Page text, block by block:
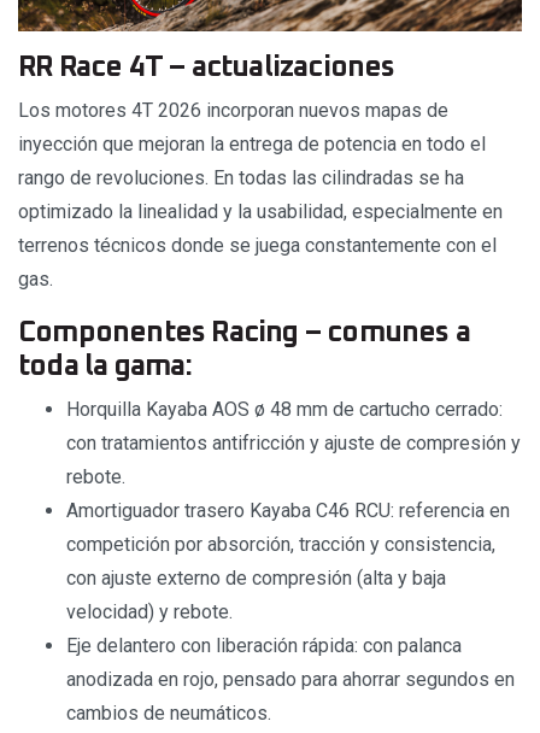
RR Race 4T – actualizaciones
Los motores 4T 2026 incorporan nuevos mapas de
inyección que mejoran la entrega de potencia en todo el
rango de revoluciones. En todas las cilindradas se ha
optimizado la linealidad y la usabilidad, especialmente en
terrenos técnicos donde se juega constantemente con el
gas.
Componentes Racing – comunes a
toda la gama:
Horquilla Kayaba AOS ø 48 mm de cartucho cerrado:
con tratamientos antifricción y ajuste de compresión y
rebote.
Amortiguador trasero Kayaba C46 RCU: referencia en
competición por absorción, tracción y consistencia,
con ajuste externo de compresión (alta y baja
velocidad) y rebote.
Eje delantero con liberación rápida: con palanca
anodizada en rojo, pensado para ahorrar segundos en
cambios de neumáticos.